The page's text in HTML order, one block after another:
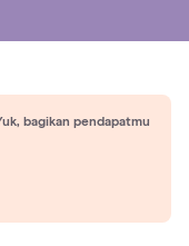
bagikan pendapatmu